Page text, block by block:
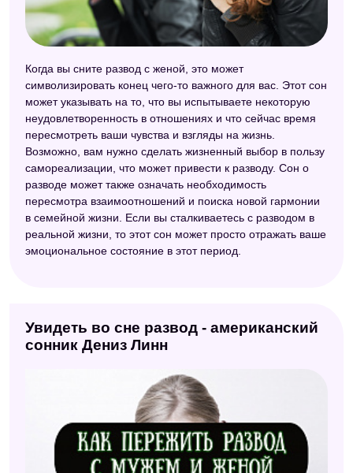
Когда вы сните развод с женой, это может
символизировать конец чего-то важного для вас. Этот сон
может указывать на то, что вы испытываете некоторую
неудовлетворенность в отношениях и что сейчас время
пересмотреть ваши чувства и взгляды на жизнь.
Возможно, вам нужно сделать жизненный выбор в пользу
самореализации, что может привести к разводу. Сон о
разводе может также означать необходимость
пересмотра взаимоотношений и поиска новой гармонии
в семейной жизни. Если вы сталкиваетесь с разводом в
реальной жизни, то этот сон может просто отражать ваше
эмоциональное состояние в этот период.
Увидеть во сне развод - американский
сонник Дениз Линн